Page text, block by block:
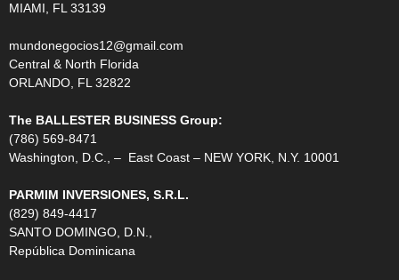
MIAMI, FL 33139
mundonegocios12@gmail.com
Central & North Florida
ORLANDO, FL 32822
The BALLESTER BUSINESS Group:
(786) 569-8471
Washington, D.C., – East Coast – NEW YORK, N.Y. 10001
PARMIM INVERSIONES, S.R.L.
(829) 849-4417
SANTO DOMINGO, D.N.,
República Dominicana